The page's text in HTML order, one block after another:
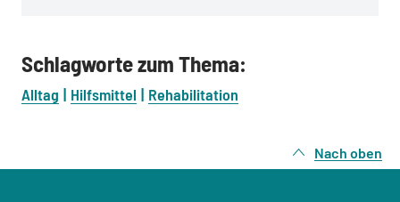
Schlagworte zum Thema:
Alltag Hilfsmittel Rehabilitation
Nach oben